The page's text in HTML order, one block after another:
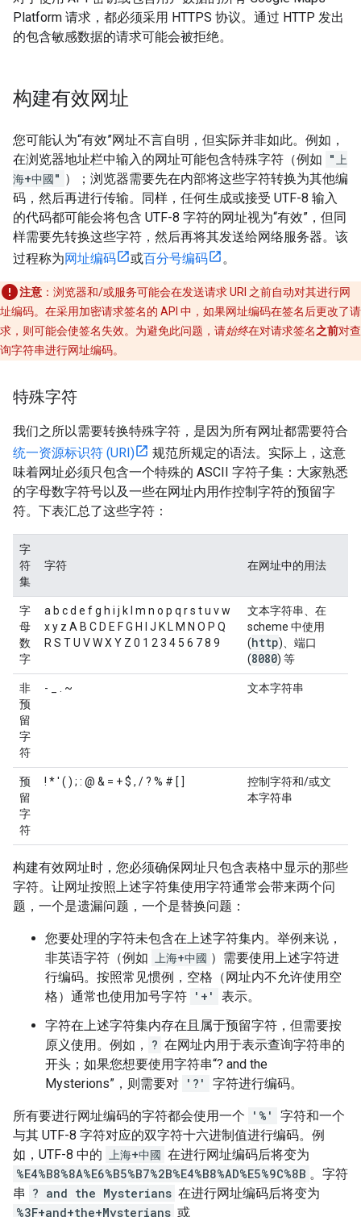
Platform 请求，都必须采用 HTTPS 协议。通过 HTTP 发出
的包含敏感数据的请求可能会被拒绝。
构建有效网址
您可能认为“有效”网址不言自明，但实际并非如此。例如，
在浏览器地址栏中输入的网址可能包含特殊字符（例如 "上
海+中國" ）；浏览器需要先在内部将这些字符转换为其他编
码，然后再进行传输。同样，任何生成或接受 UTF-8 输入
的代码都可能会将包含 UTF-8 字符的网址视为“有效”，但同
样需要先转换这些字符，然后再将其发送给网络服务器。该
过程称为网址编码 或百分号编码 。
注意 ：浏览器和/或服务可能会在发送请求 URI 之前自动对其进行网
址编码。在采用加密请求签名的 API 中，如果网址编码在签名后更改了请
求，则可能会使签名失效。为避免此问题，请始终在对请求签名之前对查
询字符串进行网址编码。
特殊字符
我们之所以需要转换特殊字符，是因为所有网址都需要符合
统一资源标识符 (URI)
规范所规定的语法。实际上，这意
味着网址必须只包含一个特殊的 ASCII 字符子集：大家熟悉
的字母数字符号以及一些在网址内用作控制字符的预留字
符。下表汇总了这些字符：
字
符
集
字符 在网址中的用法
字
母
数
字
a b c d e f g h i j k l m n o p q r s t u v w
x y z A B C D E F G H I J K L M N O P Q
R S T U V W X Y Z 0 1 2 3 4 5 6 7 8 9
文本字符串、在
scheme 中使用
(http)、端口
(8080) 等
非
预
留
字
符
- _ . ~ 文本字符串
预
留
字
符
! * ' ( ) ; : @ & = + $ , / ? % # [ ]
控制字符和/或文
本字符串
构建有效网址时，您必须确保网址只包含表格中显示的那些
字符。让网址按照上述字符集使用字符通常会带来两个问
题，一个是遗漏问题，一个是替换问题：
您要处理的字符未包含在上述字符集内。举例来说，
非英语字符（例如 上海+中國 ）需要使用上述字符进
行编码。按照常见惯例，空格（网址内不允许使用空
格）通常也使用加号字符 '+'
表示。
字符在上述字符集内存在且属于预留字符，但需要按
原义使用。例如，
? 在网址内用于表示查询字符串的
开头；如果您想要使用字符串“? and the
Mysterions”，则需要对 '?' 字符进行编码。
所有要进行网址编码的字符都会使用一个 '%'
字符和一个
与其 UTF-8 字符对应的双字符十六进制值进行编码。例
如，UTF-8 中的 上海+中國 在进行网址编码后将变为
%E4%B8%8A%E6%B5%B7%2B%E4%B8%AD%E5%9C%8B 。字符
串 ? and the Mysterians 在进行网址编码后将变为
%3F+and+the+Mysterians 或